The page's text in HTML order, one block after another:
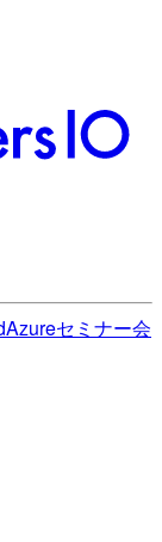
Azureセミナー会